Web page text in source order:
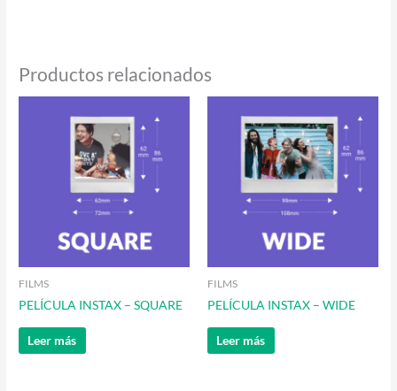
Productos relacionados
FILMS
PELÍCULA INSTAX – SQUARE
Leer más
FILMS
PELÍCULA INSTAX – WIDE
Leer más